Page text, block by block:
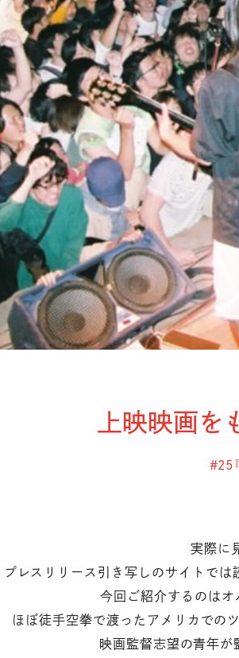
上映映画を
#25
実際に
プレスリリース引き写しのサイトでは
今回ご紹介するのはオ
ほぼ徒手空拳で渡ったアメリカでの
映画監督志望の青年が